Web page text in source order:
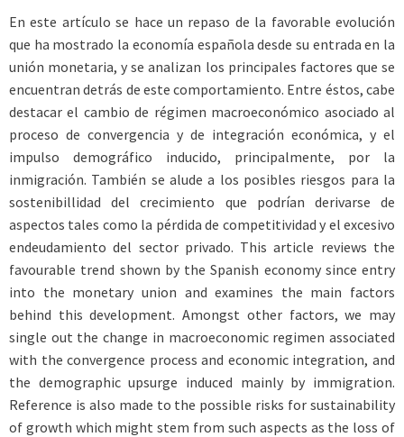
En este artículo se hace un repaso de la favorable evolución
que ha mostrado la economía española desde su entrada en la
unión monetaria, y se analizan los principales factores que se
encuentran detrás de este comportamiento. Entre éstos, cabe
destacar el cambio de régimen macroeconómico asociado al
proceso de convergencia y de integración económica, y el
impulso demográfico inducido, principalmente, por la
inmigración. También se alude a los posibles riesgos para la
sostenibillidad del crecimiento que podrían derivarse de
aspectos tales como la pérdida de competitividad y el excesivo
endeudamiento del sector privado. This article reviews the
favourable trend shown by the Spanish economy since entry
into the monetary union and examines the main factors
behind this development. Amongst other factors, we may
single out the change in macroeconomic regimen associated
with the convergence process and economic integration, and
the demographic upsurge induced mainly by immigration.
Reference is also made to the possible risks for sustainability
of growth which might stem from such aspects as the loss of